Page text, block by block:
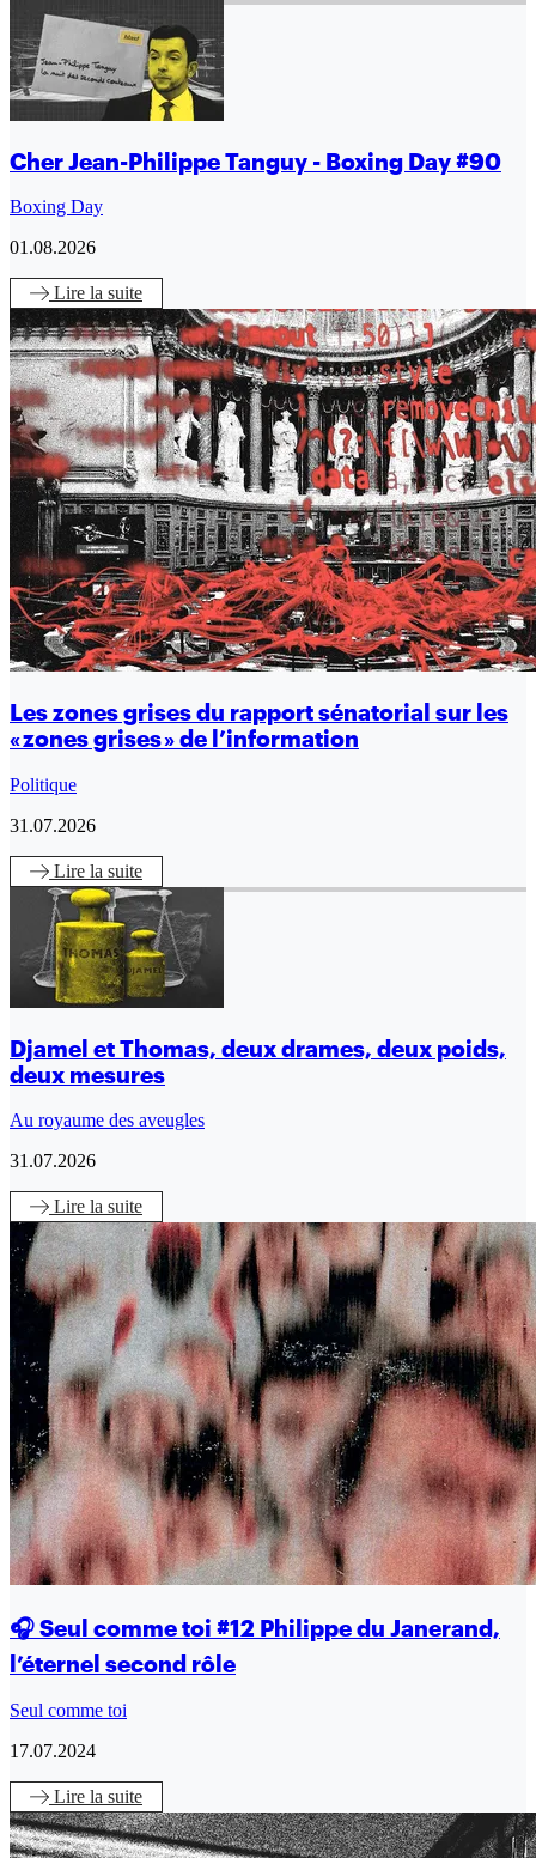
Cher Jean-Philippe Tanguy - Boxing Day #90
Boxing Day
01.08.2026
Lire la suite
Les zones grises du rapport sénatorial sur les
« zones grises » de l’information
Politique
31.07.2026
Lire la suite
Djamel et Thomas, deux drames, deux poids,
deux mesures
Au royaume des aveugles
31.07.2026
Lire la suite
🎧 Seul comme toi #12 Philippe du Janerand,
l’éternel second rôle
Seul comme toi
17.07.2024
Lire la suite